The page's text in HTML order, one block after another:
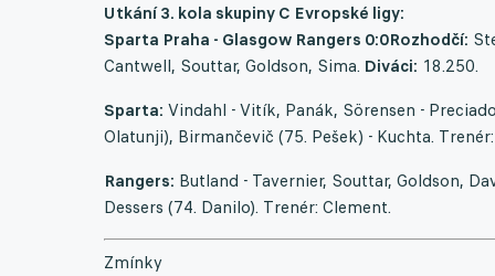
Utkání 3. kola skupiny C Evropské ligy:
Sparta Praha - Glasgow Rangers 0:0Rozhodčí:
Cantwell, Souttar, Goldson, Sima. Diváci: 18.250.
Sparta: Vindahl - Vitík, Panák, Sörensen -
Olatunji), Birmančevič (75. Pešek) - Kuchta.
Rangers: Butland - Tavernier, Souttar, Goldson,
Dessers (74. Danilo). Trenér: Clement.
Zmínky